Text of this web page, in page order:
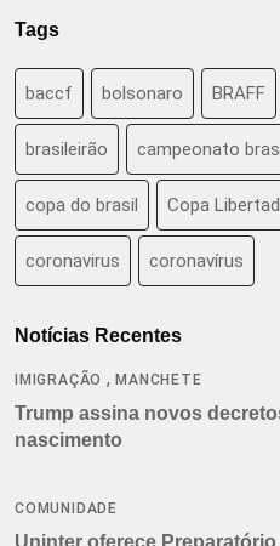
Tags
baccf bolsonaro BRAFF
brasileirão campeonato
copa do brasil Copa
coronavirus coronavírus
Notícias Recentes
IMIGRAÇÃO ,MANCHETE
Trump assina novos
nascimento
COMUNIDADE
Uninter oferece